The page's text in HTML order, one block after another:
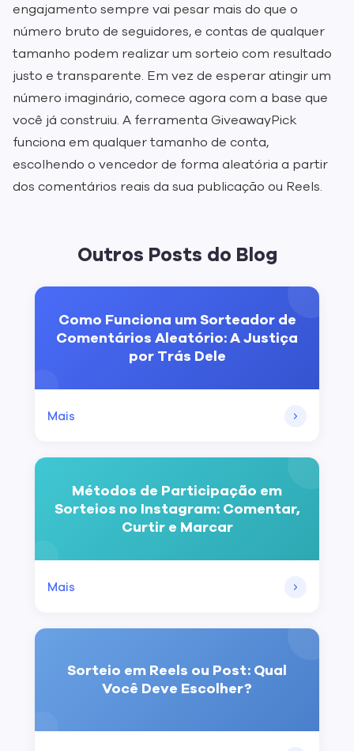
engajamento sempre vai pesar mais do que o
número bruto de seguidores, e contas de qualquer
tamanho podem realizar um sorteio com resultado
justo e transparente. Em vez de esperar atingir um
número imaginário, comece agora com a base que
você já construiu. A ferramenta GiveawayPick
funciona em qualquer tamanho de conta,
escolhendo o vencedor de forma aleatória a partir
dos comentários reais da sua publicação ou Reels.
Outros Posts do Blog
Como Funciona um Sorteador de
Comentários Aleatório: A Justiça
por Trás Dele
Mais
Métodos de Participação em
Sorteios no Instagram: Comentar,
Curtir e Marcar
Mais
Sorteio em Reels ou Post: Qual
Você Deve Escolher?